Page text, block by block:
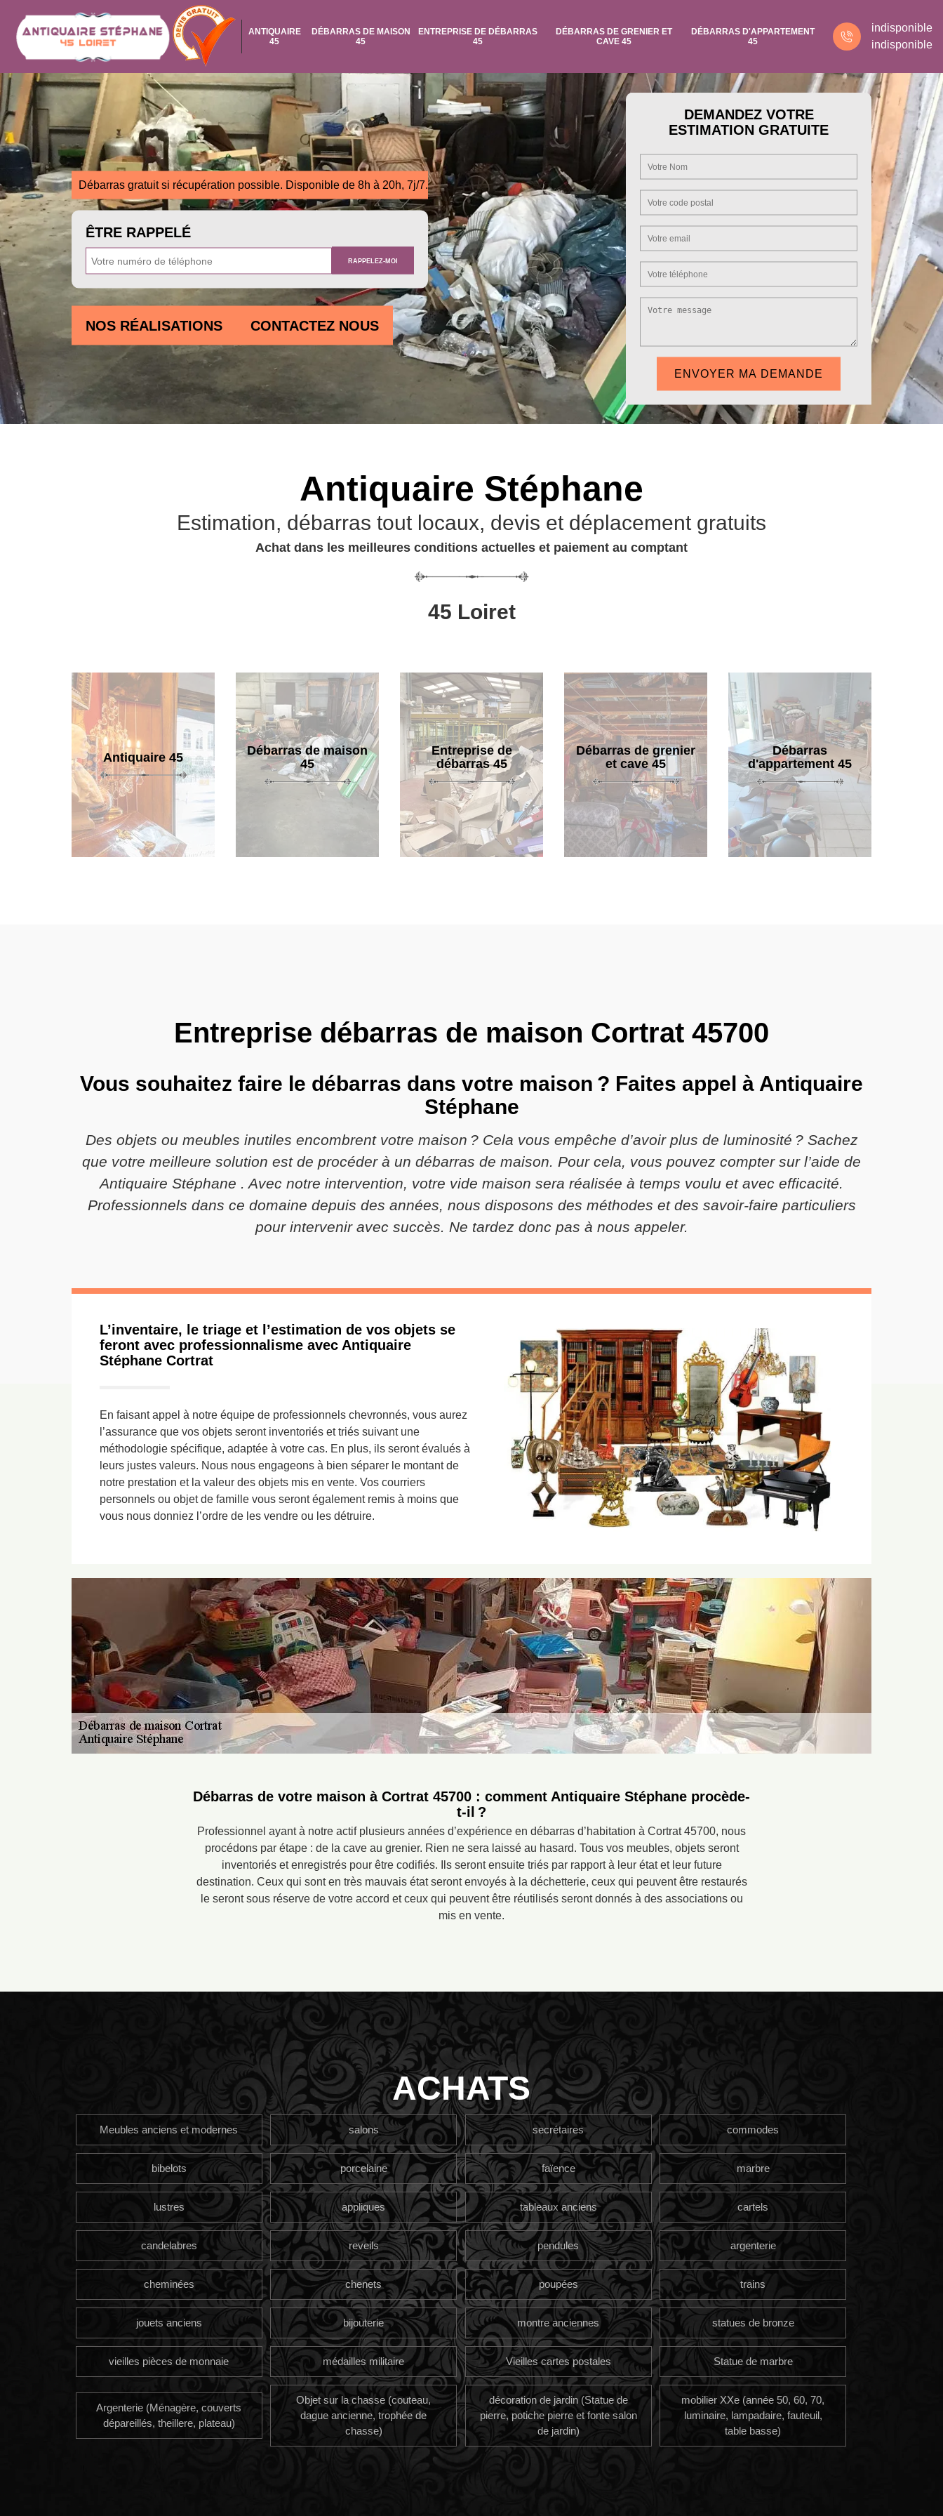
ANTIQUAIRE
45
DÉBARRAS DE MAISON
45
ENTREPRISE DE DÉBARRAS
45
DÉBARRAS DE GRENIER ET
CAVE 45
DÉBARRAS D'APPARTEMENT
45
indisponible
indisponible
Débarras gratuit si récupération possible. Disponible de 8h à 20h, 7j/7.
ÊTRE RAPPELÉ
NOS RÉALISATIONS CONTACTEZ NOUS
DEMANDEZ VOTRE
ESTIMATION GRATUITE
Antiquaire Stéphane
Estimation, débarras tout locaux, devis et déplacement gratuits
Achat dans les meilleures conditions actuelles et paiement au comptant
45 Loiret
Antiquaire 45
Débarras de maison
45
Entreprise de
débarras 45
Débarras de grenier
et cave 45
Débarras
d'appartement 45
Entreprise débarras de maison Cortrat 45700
Vous souhaitez faire le débarras dans votre maison ? Faites appel à Antiquaire
Stéphane
Des objets ou meubles inutiles encombrent votre maison ? Cela vous empêche d’avoir plus de luminosité ? Sachez
que votre meilleure solution est de procéder à un débarras de maison. Pour cela, vous pouvez compter sur l’aide de
Antiquaire Stéphane . Avec notre intervention, votre vide maison sera réalisée à temps voulu et avec efficacité.
Professionnels dans ce domaine depuis des années, nous disposons des méthodes et des savoir-faire particuliers
pour intervenir avec succès. Ne tardez donc pas à nous appeler.
L’inventaire, le triage et l’estimation de vos objets se
feront avec professionnalisme avec Antiquaire
Stéphane Cortrat
En faisant appel à notre équipe de professionnels chevronnés, vous aurez
l’assurance que vos objets seront inventoriés et triés suivant une
méthodologie spécifique, adaptée à votre cas. En plus, ils seront évalués à
leurs justes valeurs. Nous nous engageons à bien séparer le montant de
notre prestation et la valeur des objets mis en vente. Vos courriers
personnels ou objet de famille vous seront également remis à moins que
vous nous donniez l’ordre de les vendre ou les détruire.
Débarras de votre maison à Cortrat 45700 : comment Antiquaire Stéphane procède-
t-il ?
Professionnel ayant à notre actif plusieurs années d’expérience en débarras d’habitation à Cortrat 45700, nous
procédons par étape : de la cave au grenier. Rien ne sera laissé au hasard. Tous vos meubles, objets seront
inventoriés et enregistrés pour être codifiés. Ils seront ensuite triés par rapport à leur état et leur future
destination. Ceux qui sont en très mauvais état seront envoyés à la déchetterie, ceux qui peuvent être restaurés
le seront sous réserve de votre accord et ceux qui peuvent être réutilisés seront donnés à des associations ou
mis en vente.
ACHATS
Meubles anciens et modernes salons secrétaires commodes
bibelots porcelaine faïence marbre
lustres appliques tableaux anciens cartels
candelabres reveils pendules argenterie
cheminées chenets poupées trains
jouets anciens bijouterie montre anciennes statues de bronze
vieilles pièces de monnaie médailles militaire Vieilles cartes postales Statue de marbre
Argenterie (Ménagère, couverts
dépareillés, theillere, plateau)
Objet sur la chasse (couteau,
dague ancienne, trophée de
chasse)
décoration de jardin (Statue de
pierre, potiche pierre et fonte salon
de jardin)
mobilier XXe (année 50, 60, 70,
luminaire, lampadaire, fauteuil,
table basse)